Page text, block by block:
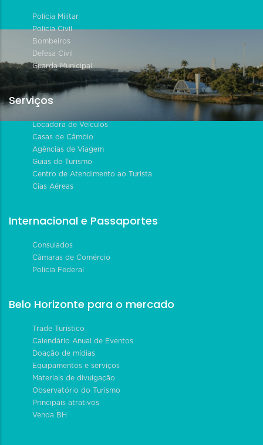
Polícia Militar
Polícia Civil
Bombeiros
Defesa Civil
Guarda Municipal
Serviços
Locadora de Veículos
Casas de Câmbio
Agências de Viagem
Guias de Turismo
Centro de Atendimento ao Turista
Cias Aéreas
Internacional e Passaportes
Consulados
Câmaras de Comércio
Polícia Federal
Belo Horizonte para o mercado
Trade Turístico
Calendário Anual de Eventos
Doação de mídias
Equipamentos e serviços
Materiais de divulgação
Observatório do Turismo
Principais atrativos
Venda BH